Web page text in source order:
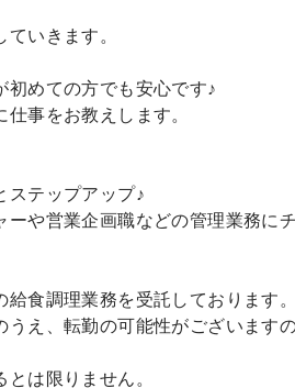
いきます。
初めての方でも安心です♪
事をお教えします。
ステップアップ♪
や営業企画職などの管理業務に
食調理業務を受託しております。
え、転勤の可能性がございます
は限りません。